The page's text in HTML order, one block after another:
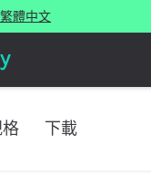
體中文
下載